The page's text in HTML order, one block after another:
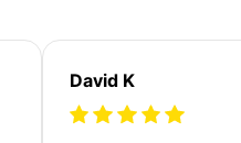
David K